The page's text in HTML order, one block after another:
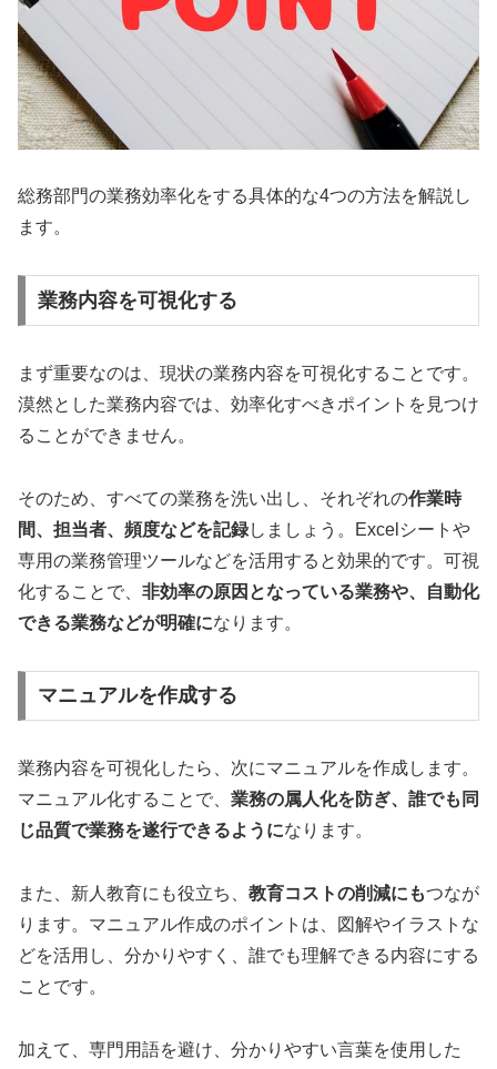
総務部門の業務効率化をする具体的な4つの方法を解説し
ます。
業務内容を可視化する
まず重要なのは、現状の業務内容を可視化することです。
漠然とした業務内容では、効率化すべきポイントを見つけ
ることができません。
そのため、すべての業務を洗い出し、それぞれの作業時
間、担当者、頻度などを記録しましょう。Excelシートや
専用の業務管理ツールなどを活用すると効果的です。可視
化することで、 非効率の原因となっている業務や、自動化
できる業務などが明確になります。
マニュアルを作成する
業務内容を可視化したら、次にマニュアルを作成します。
マニュアル化することで、 業務の属人化を防ぎ、誰でも同
じ品質で業務を遂行できるようになります。
また、新人教育にも役立ち、 教育コストの削減にもつなが
ります。マニュアル作成のポイントは、図解やイラストな
どを活用し、分かりやすく、誰でも理解できる内容にする
ことです。
加えて、専門用語を避け、分かりやすい言葉を使用した